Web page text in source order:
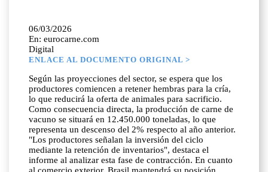
06/03/2026
En: eurocarne.com
Digital
ENLACE AL DOCUMENTO ORIGINAL >
Según las proyecciones del sector, se espera que los
productores comiencen a retener hembras para la cría,
lo que reducirá la oferta de animales para sacrificio.
Como consecuencia directa, la producción de carne de
vacuno se situará en 12.450.000 toneladas, lo que
representa un descenso del 2% respecto al año anterior.
"Los productores señalan la inversión del ciclo
mediante la retención de inventarios", destaca el
informe al analizar esta fase de contracción. En cuanto